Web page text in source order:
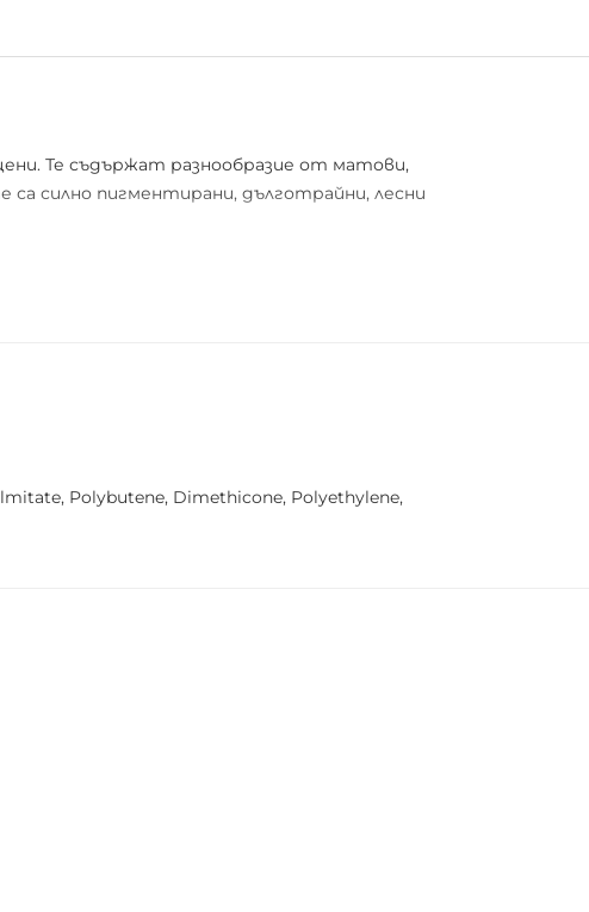
Те съдържат разнообразие от матови,
силно пигментирани, дълготрайни, лесни
Polybutene, Dimethicone, Polyethylene,